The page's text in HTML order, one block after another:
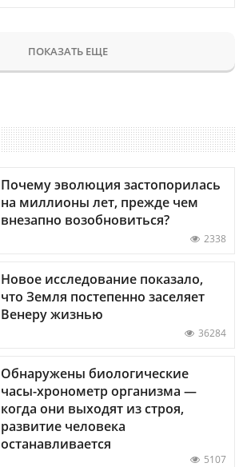
ПОКАЗАТЬ ЕЩЕ
Почему эволюция застопорилась
на миллионы лет, прежде чем
внезапно возобновиться?
2338
Новое исследование показало,
что Земля постепенно заселяет
Венеру жизнью
36284
Обнаружены биологические
часы-хронометр организма —
когда они выходят из строя,
развитие человека
останавливается
5107